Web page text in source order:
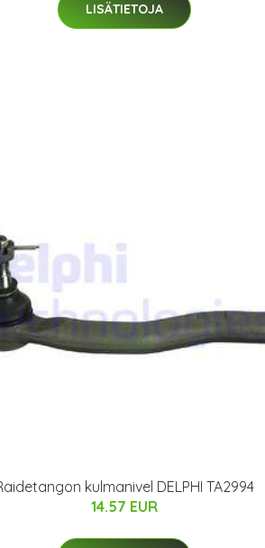
LISÄTIETOJA
kulmanivel DELPHI TA2994
14.57 EUR